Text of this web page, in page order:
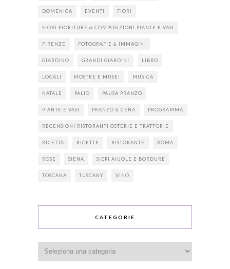
DOMENICA EVENTI FIORI
FIORI FIORITURE & COMPOSIZIONI PIANTE E VASI
FIRENZE FOTOGRAFIE & IMMAGINI
GIARDINO GRANDI GIARDINI LIBRO
LOCALI MOSTRE E MUSEI MUSICA
NATALE PALIO PAUSA PRANZO
PIANTE E VASI PRANZO & CENA PROGRAMMA
RECENSIONI RISTORANTI OSTERIE E TRATTORIE
RICETTA RICETTE RISTORANTE ROMA
ROSE SIENA SIEPI AIUOLE E BORDURE
TOSCANA TUSCANY VINO
CATEGORIE